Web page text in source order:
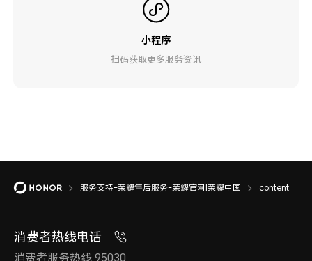
小程序
扫码获取更多服务资讯
服务支持-荣耀售后服务-荣耀官网|荣耀中国 content
消费者热线电话
消费者服务热线 95030